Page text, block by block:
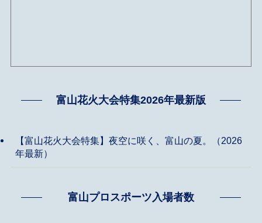
富山花火大会特集2026年最新版
【富山花火大会特集】夜空に咲く、富山の夏。（2026
年最新）
富山プロスポーツ入場者数